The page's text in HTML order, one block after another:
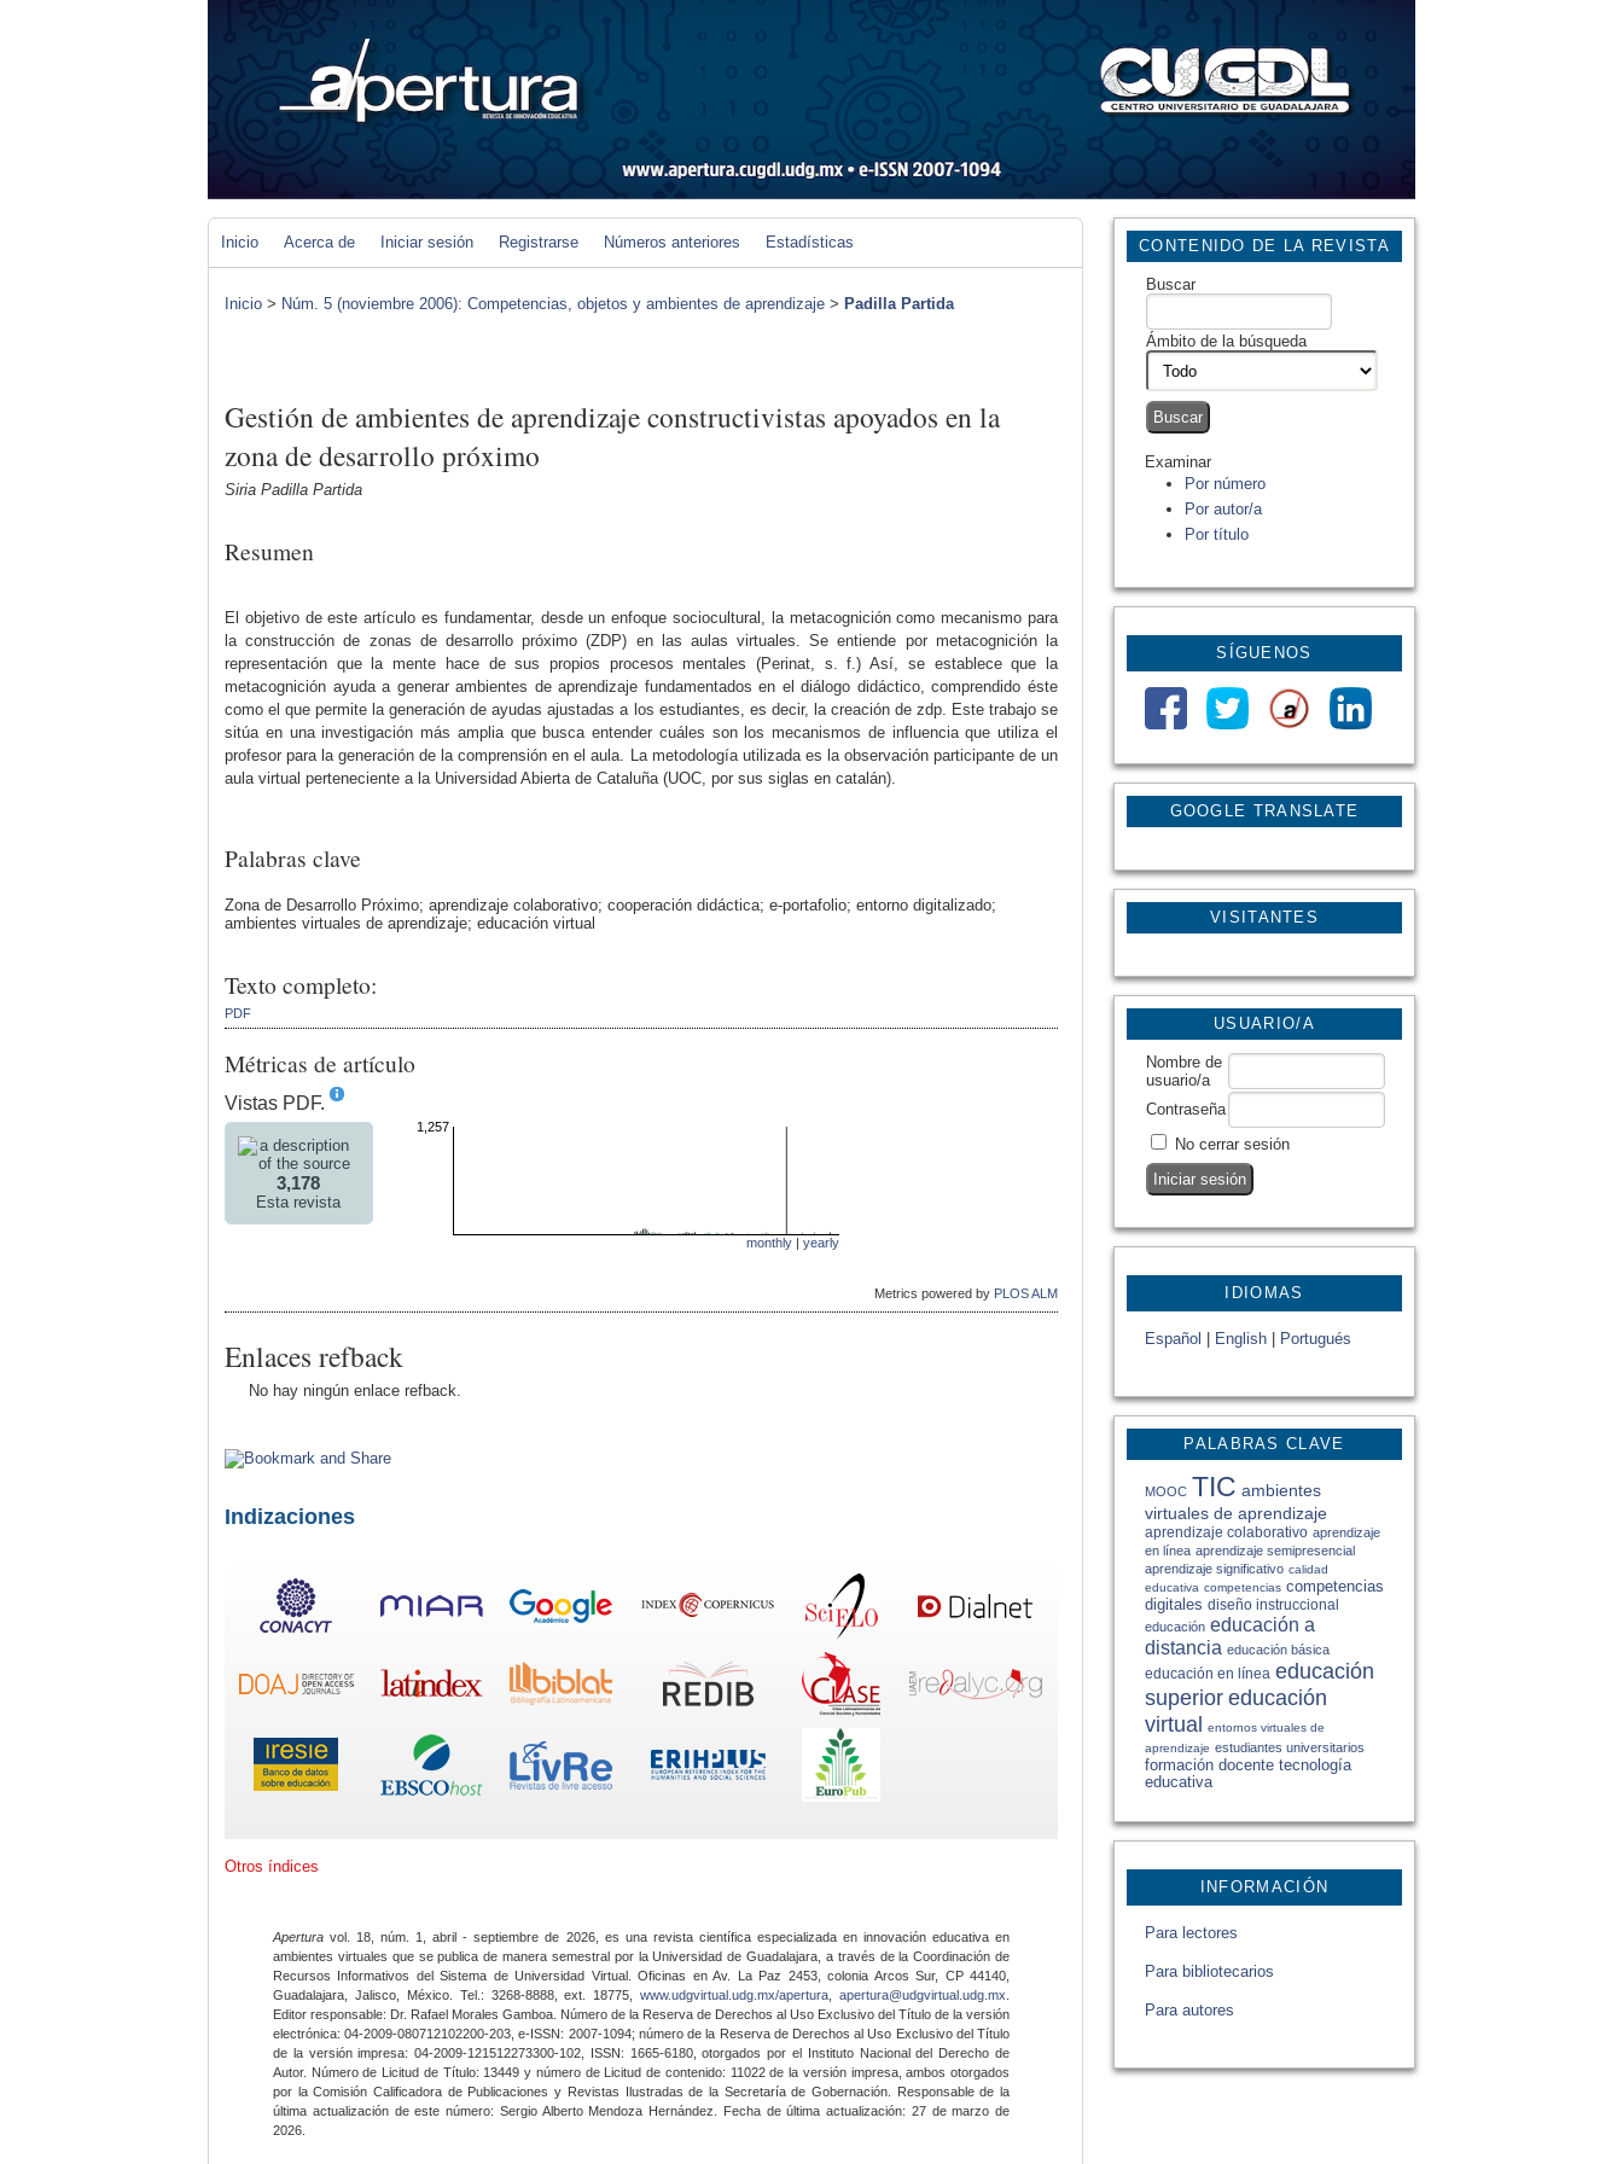
GOOGLE TRANSLATE
VISITANTES
CONTENIDO DE LA REVISTA
Buscar
Ámbito de la búsqueda
Examinar
Por número
Por autor/a
Por título
SÍGUENOS
USUARIO/A
Nombre de
usuario/a
Contraseña
No cerrar sesión
IDIOMAS
Español English Portugués
PALABRAS CLAVE
MOOC TIC ambientes
virtuales de aprendizaje
aprendizaje colaborativo aprendizaje
en línea aprendizaje semipresencial
aprendizaje significativo calidad
educativa competencias competencias
digitales diseño instruccional
educación educación a
distancia educación básica
educación en línea educación
superior educación
virtual entornos virtuales de
aprendizaje estudiantes universitarios
formación docente tecnología
educativa
INFORMACIÓN
Para lectores
Para bibliotecarios
Para autores
Inicio Acerca de Iniciar sesión Registrarse Números anteriores Estadísticas
Inicio > Núm. 5 (noviembre 2006): Competencias, objetos y ambientes de aprendizaje > Padilla Partida
Gestión de ambientes de aprendizaje constructivistas apoyados en la
zona de desarrollo próximo
Siria Padilla Partida
Resumen
El objetivo de este artículo es fundamentar, desde un enfoque sociocultural, la metacognición como mecanismo para
la construcción de zonas de desarrollo próximo (ZDP) en las aulas virtuales. Se entiende por metacognición la
representación que la mente hace de sus propios procesos mentales (Perinat, s. f.) Así, se establece que la
metacognición ayuda a generar ambientes de aprendizaje fundamentados en el diálogo didáctico, comprendido éste
como el que permite la generación de ayudas ajustadas a los estudiantes, es decir, la creación de zdp. Este trabajo se
sitúa en una investigación más amplia que busca entender cuáles son los mecanismos de influencia que utiliza el
profesor para la generación de la comprensión en el aula. La metodología utilizada es la observación participante de un
aula virtual perteneciente a la Universidad Abierta de Cataluña (UOC, por sus siglas en catalán).
Palabras clave
Zona de Desarrollo Próximo; aprendizaje colaborativo; cooperación didáctica; e-portafolio; entorno digitalizado;
ambientes virtuales de aprendizaje; educación virtual
Texto completo:
PDF
Métricas de artículo
Vistas PDF.
3,178
Esta revista
1,257
monthly| yearly
Metrics powered by PLOS ALM
Enlaces refback
No hay ningún enlace refback.
Indizaciones
Otros índices
Apertura vol. 18, núm. 1, abril - septiembre de 2026, es una revista científica especializada en innovación educativa en
ambientes virtuales que se publica de manera semestral por la Universidad de Guadalajara, a través de la Coordinación de
Recursos Informativos del Sistema de Universidad Virtual. Oficinas en Av. La Paz 2453, colonia Arcos Sur, CP 44140,
Guadalajara, Jalisco, México. Tel.: 3268-8888, ext. 18775,www.udgvirtual.udg.mx/apertura apertura@udgvirtual.udg.mx
Editor responsable: Dr. Rafael Morales Gamboa. Número de la Reserva de Derechos al Uso Exclusivo del Título de la versión
electrónica: 04-2009-080712102200-203, e-ISSN: 2007-1094; número de la Reserva de Derechos al Uso Exclusivo del Título
de la versión impresa: 04-2009-121512273300-102, ISSN: 1665-6180, otorgados por el Instituto Nacional del Derecho de
Autor. Número de Licitud de Título: 13449 y número de Licitud de contenido: 11022 de la versión impresa, ambos otorgados
por la Comisión Calificadora de Publicaciones y Revistas Ilustradas de la Secretaría de Gobernación. Responsable de la
última actualización de este número: Sergio Alberto Mendoza Hernández. Fecha de última actualización: 27 de marzo de
2026.